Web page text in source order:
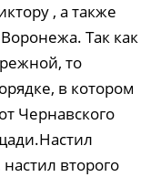
, а также
Так как
то
в котором
Чернавского
второго